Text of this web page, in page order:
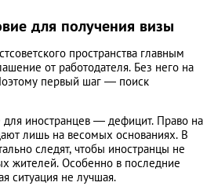
для получения визы
пространства главным
от работодателя. Без него на
первый шаг — поиск
для иностранцев — дефицит. Право на
лишь на весомых основаниях. В
следят, чтобы иностранцы не
жителей. Особенно в последние
ситуация не лучшая.